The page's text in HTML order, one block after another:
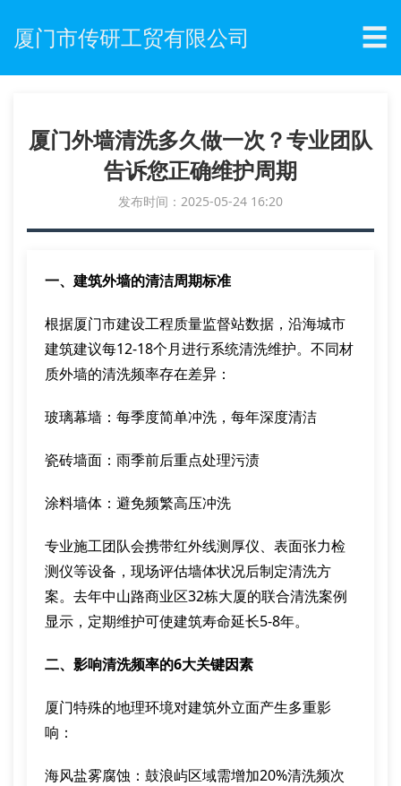
厦门市传研工贸有限公司 ☰
厦门外墙清洗多久做一次？专业团队
告诉您正确维护周期
发布时间：2025-05-24 16:20
一、建筑外墙的清洁周期标准
根据厦门市建设工程质量监督站数据，沿海城市
建筑建议每12-18个月进行系统清洗维护。不同材
质外墙的清洗频率存在差异：
玻璃幕墙：每季度简单冲洗，每年深度清洁
瓷砖墙面：雨季前后重点处理污渍
涂料墙体：避免频繁高压冲洗
专业施工团队会携带红外线测厚仪、表面张力检
测仪等设备，现场评估墙体状况后制定清洗方
案。去年中山路商业区32栋大厦的联合清洗案例
显示，定期维护可使建筑寿命延长5-8年。
二、影响清洗频率的6大关键因素
厦门特殊的地理环境对建筑外立面产生多重影
响：
海风盐雾腐蚀：鼓浪屿区域需增加20%清洗频次